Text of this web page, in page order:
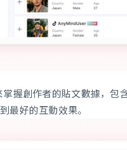
握創作者的貼文數據，包
最好的互動效果。